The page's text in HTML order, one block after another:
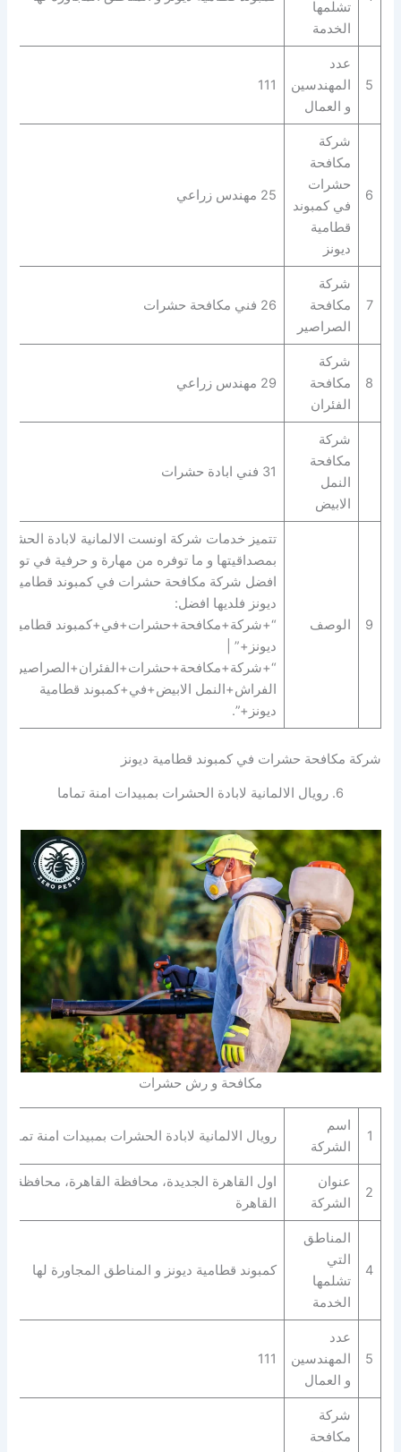
تشلمها
الخدمة
5
عدد
المهندسين
و العمال
111
6
شركة
مكافحة
حشرات
في كمبوند
قطامية
ديونز
25 مهندس زراعي
7
شركة
مكافحة
الصراصير
26 فني مكافحة حشرات
8
شركة
مكافحة
الفئران
29 مهندس زراعي
شركة
مكافحة
النمل
الابيض
31 فني ابادة حشرات
9 الوصف
تتميز خدمات شركة اونست الالمانية لابادة
بمصداقيتها و ما توفره من مهارة و حرفية في توفير
افضل شركة مكافحة حشرات في كمبوند قطامية
ديونز فلديها افضل:
“+شركة+مكافحة+حشرات+في+كمبوند قطامية
ديونز+” |
الفراش+النمل الابيض+في+كمبوند قطامية
ديونز+”.
شركة مكافحة حشرات في كمبوند قطامية ديونز
6. رويال الالمانية لابادة الحشرات بمبيدات امنة تماما
مكافحة و رش حشرات
1
اسم
الشركة
رويال الالمانية لابادة الحشرات بمبيدات امنة تماما
2
عنوان
الشركة
اول القاهرة الجديدة، محافظة القاهرة‬، محافظة
القاهرة‬
4
المناطق
التي
تشلمها
الخدمة
كمبوند قطامية ديونز و المناطق المجاورة لها
5
عدد
المهندسين
و العمال
111
شركة
مكافحة